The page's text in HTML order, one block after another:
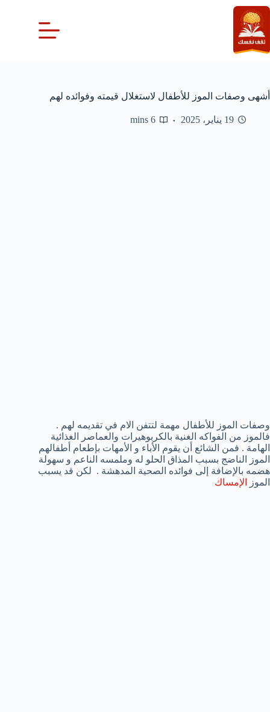
التجاوز
إلى
المحتوى
أشهى وصفات الموز للأطفال لاستغلال قيمته وفوائده لهم
19 يناير، 2025 6 mins
وصفات الموز للأطفال مهمة لتتفن الام في تقديمه لهم .
فالموز من الفواكه الغنية بالكربوهيرات والعماصر الغذائية
الهامة . فمن الشائع أن يقوم الأباء و الأمهات بإطعام أطفالهم
الموز الناضج بسبب المذاق الحلو له وملمسه الناعم و سهولة
هضمه بالإضافة إلى فوائده الصحية المدهشة . لكن قد يسبب
الموز
الإمساك